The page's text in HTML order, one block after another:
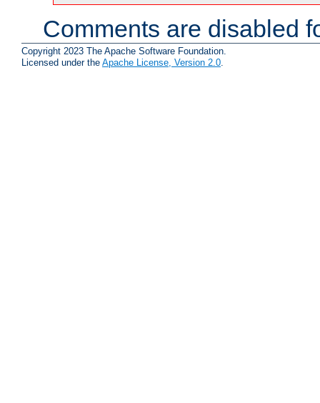
Comments are disabled
Copyright 2023 The Apache Software Foundation.
Licensed under the Apache License, Version 2.0.